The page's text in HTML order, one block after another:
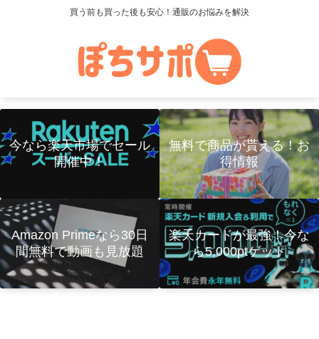
買う前も買った後も安心！通販のお悩みを解決
今なら楽天市場でセール
開催中！
無料で商品が貰える！お
得情報
Amazon Primeなら30日
間無料で動画も見放題
楽天カードが最強！今な
ら5,000ptゲット